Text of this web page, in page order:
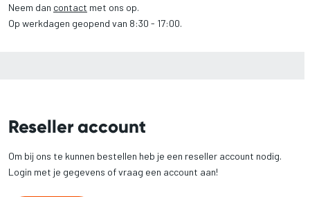
Neem dan contact met ons op.
Op werkdagen geopend van 8:30 - 17:00.
Reseller account
Om bij ons te kunnen bestellen heb je een reseller account nodig.
Login met je gegevens of vraag een account aan!